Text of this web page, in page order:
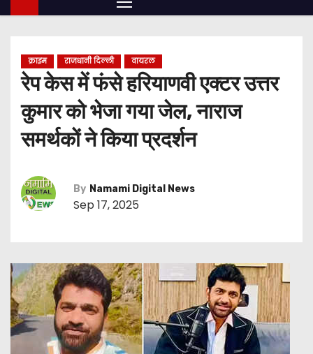
क्राइम राजधानी दिल्ली वायरल
रेप केस में फंसे हरियाणवी एक्टर उत्तर
कुमार को भेजा गया जेल, नाराज
समर्थकों ने किया प्रदर्शन
By Namami Digital News
Sep 17, 2025